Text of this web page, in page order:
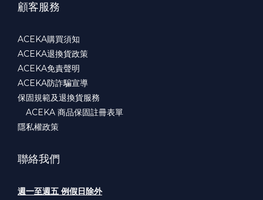
顧客服務
ACEKA購買須知
ACEKA退換貨政策
ACEKA免責聲明
ACEKA防詐騙宣導
保固規範及退換貨服務
ACEKA 商品保固註冊表單
隱私權政策
聯絡我們
週一至週五 例假日除外